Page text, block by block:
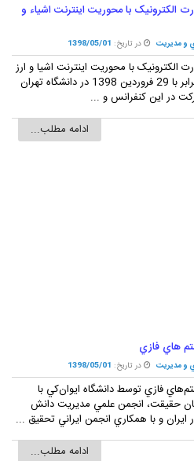
الکترونيک با محوريت اينترنت اشياء و
و مديريت در تاریخ: 1398/05/01
الکترونيک با محوريت اينترنت اشيا و ارز
ديجيتال در تاريخ 18 آوريل 2019 برابر با 29 فروردين 1398 در دانشگاه تهران
در اين کنفرانس و ...
ادامه مطلب...
هاي فازي
و مديريت در تاریخ: 1398/05/01
فازي توسط دانشگاه ايوان‌کي با
حقيقت، انجمن علمي مديريت دانش
و با همکاري انجمن ايراني تحقيق ...
ادامه مطلب...